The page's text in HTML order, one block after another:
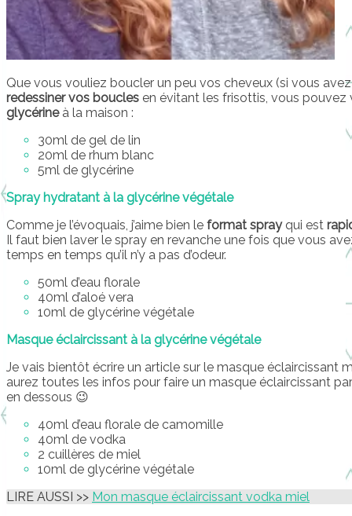
Que vous vouliez boucler un peu vos cheveux (si vous
redessiner vos boucles en évitant les frisottis, vous pouvez
glycérineà la maison :
30ml de gel de lin
20ml de rhum blanc
5ml de glycérine
Spray hydratant à la glycérine végétale
Comme je l’évoquais, j’aime bien le format sprayqui est
Il faut bien laver le spray en revanche une fois que vous
temps en temps qu’il n’y a pas d’odeur.
50ml d’eau florale
40ml d’aloé vera
10ml de glycérine végétale
Masque éclaircissant à la glycérine végétale
Je vais bientôt écrire un article sur le masque éclaircissant
aurez toutes les infos pour faire un masque éclaircissant
en dessous 😉
40ml d’eau florale de camomille
40ml de vodka
2 cuillères de miel
10ml de glycérine végétale
LIRE AUSSI >> Mon masque éclaircissant vodka miel